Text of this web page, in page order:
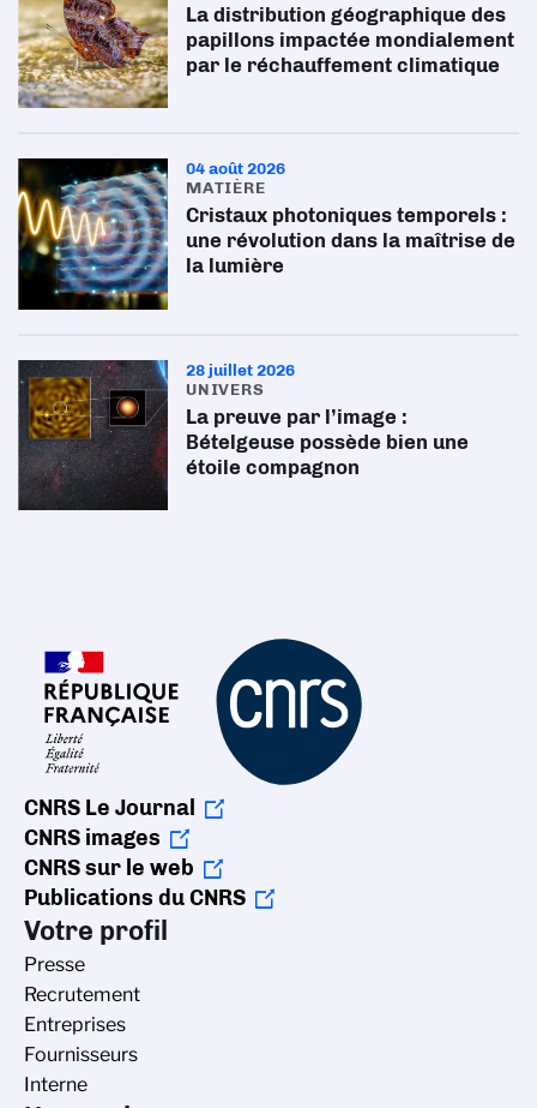
La distribution géographique des
papillons impactée mondialement
par le réchauffement climatique
04 août 2026
MATIÈRE
Cristaux photoniques temporels :
une révolution dans la maîtrise de
la lumière
28 juillet 2026
UNIVERS
La preuve par l’image :
Bételgeuse possède bien une
étoile compagnon
CNRS Le Journal
CNRS images
CNRS sur le web
Publications du CNRS
Votre profil
Presse
Recrutement
Entreprises
Fournisseurs
Interne